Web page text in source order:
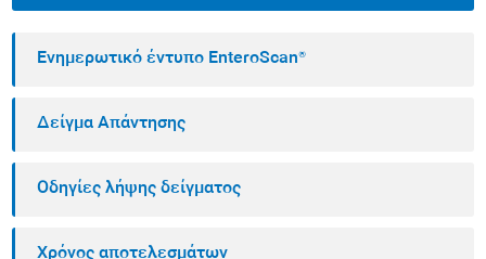
Ενημερωτικό έντυπο EnteroScan®
Δείγμα Απάντησης
Οδηγίες λήψης δείγματος
Χρόνος αποτελεσμάτων